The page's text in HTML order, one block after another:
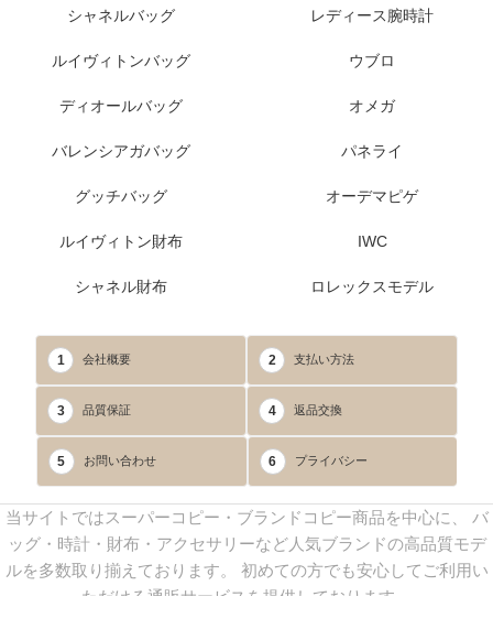
シャネルバッグ
ルイヴィトンバッグ
ディオールバッグ
バレンシアガバッグ
グッチバッグ
ルイヴィトン財布
シャネル財布
レディース腕時計
ウブロ
オメガ
パネライ
オーデマピゲ
IWC
ロレックスモデル
1 会社概要 2 支払い方法
3 品質保証 4 返品交換
5 お問い合わせ 6 プライバシー
当サイトではスーパーコピー・ブランドコピー商品を中心に、 バ
ッグ・時計・財布・アクセサリーなど人気ブランドの高品質モデ
ルを多数取り揃えております。 初めての方でも安心してご利用い
ただける通販サービスを提供しております。